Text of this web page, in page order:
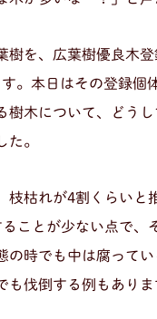
を、広葉樹優良木
。本日はその登録個
木について、どう
。
枝枯れが4割くらいと
ことが少ない点で、
時でも中は腐って
伐倒する例もありま